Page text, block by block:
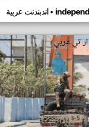
اندبندنت عربية•
تي عربي